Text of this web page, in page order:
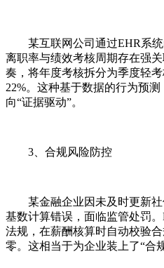
某互联网公司通过EHR系
离职率与绩效考核周期存在强
奏，将年度考核拆分为季度轻
22%。这种基于数据的行为预
向“证据驱动”。
3、合规风险防控
某金融企业因未及时更新
基数计算错误，面临监管处罚
法规，在薪酬核算时自动校验
零。这相当于为企业装上了“合